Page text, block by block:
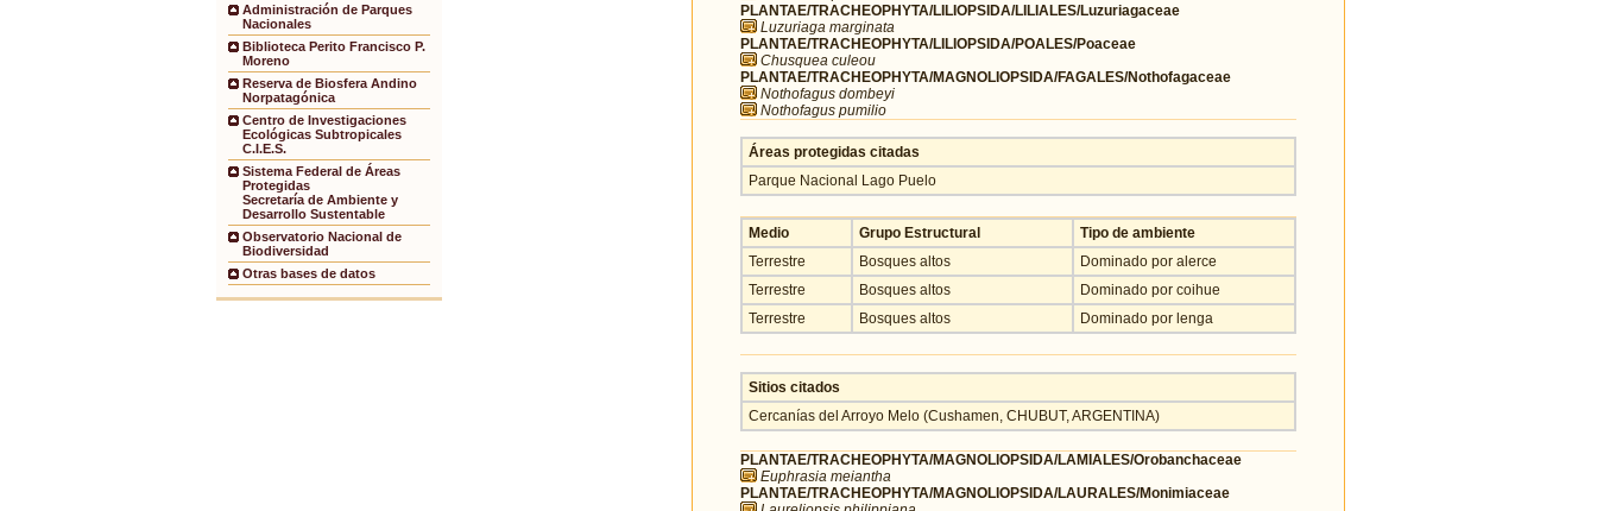
Administración de Parques
Nacionales
Biblioteca Perito Francisco P.
Moreno
Reserva de Biosfera Andino
Norpatagónica
Centro de Investigaciones
Ecológicas Subtropicales
C.I.E.S.
Sistema Federal de Áreas
Protegidas
Secretaría de Ambiente y
Desarrollo Sustentable
Observatorio Nacional de
Biodiversidad
Otras bases de datos
PLANTAE/TRACHEOPHYTA/LILIOPSIDA/LILIALES/Luzuriagaceae
Luzuriaga marginata
PLANTAE/TRACHEOPHYTA/LILIOPSIDA/POALES/Poaceae
Chusquea culeou
PLANTAE/TRACHEOPHYTA/MAGNOLIOPSIDA/FAGALES/Nothofagaceae
Nothofagus dombeyi
Nothofagus pumilio
Áreas protegidas citadas
Parque Nacional Lago Puelo
Medio Grupo Estructural
Tipo de ambiente
Terrestre
Bosques altos
Dominado por alerce
Terrestre
Bosques altos
Dominado por coihue
Terrestre
Bosques altos Dominado por lenga
Sitios citados
Cercanías del Arroyo Melo (Cushamen, CHUBUT, ARGENTINA)
PLANTAE/TRACHEOPHYTA/MAGNOLIOPSIDA/LAMIALES/Orobanchaceae
Euphrasia meiantha
PLANTAE/TRACHEOPHYTA/MAGNOLIOPSIDA/LAURALES/Monimiaceae